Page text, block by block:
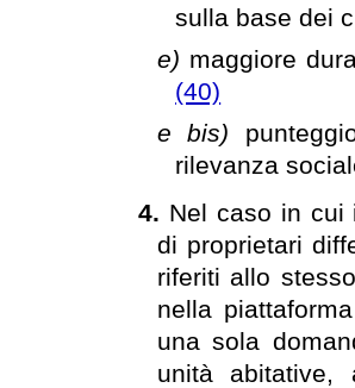
sulla base dei
e) maggiore
(40)
e bis)
rilevanza
4. Nel caso in cui
di proprietari
riferiti allo
nella
una sola
unità abitative,